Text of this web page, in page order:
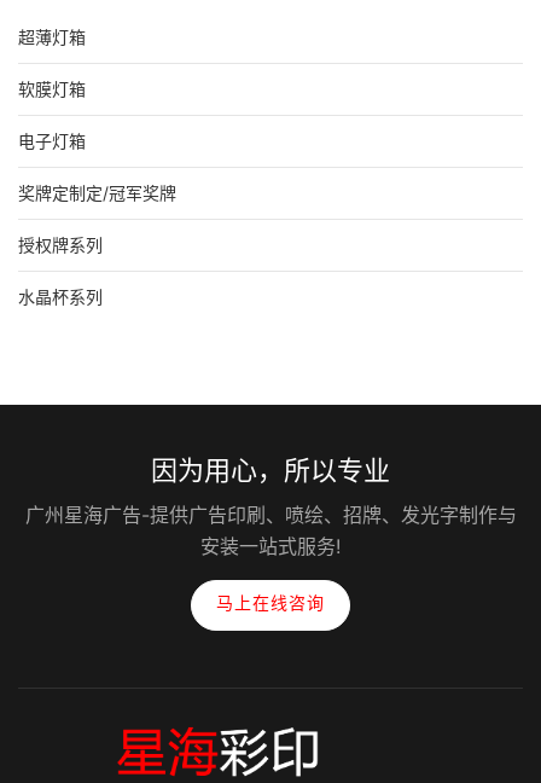
超薄灯箱
软膜灯箱
电子灯箱
奖牌定制定/冠军奖牌
授权牌系列
水晶杯系列
因为用心，所以专业
广州星海广告-提供广告印刷、喷绘、招牌、发光字制作与
安装一站式服务!
马上在线咨询